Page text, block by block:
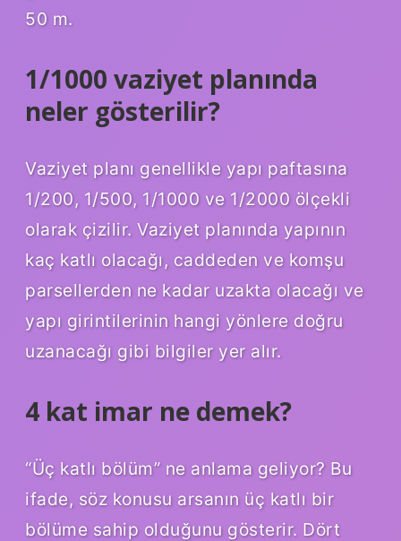
50 m.
1/1000 vaziyet planında
neler gösterilir?
Vaziyet planı genellikle yapı paftasına
1/200, 1/500, 1/1000 ve 1/2000 ölçekli
olarak çizilir. Vaziyet planında yapının
kaç katlı olacağı, caddeden ve komşu
parsellerden ne kadar uzakta olacağı ve
yapı girintilerinin hangi yönlere doğru
uzanacağı gibi bilgiler yer alır.
4 kat imar ne demek?
“Üç katlı bölüm” ne anlama geliyor? Bu
ifade, söz konusu arsanın üç katlı bir
bölüme sahip olduğunu gösterir. Dört